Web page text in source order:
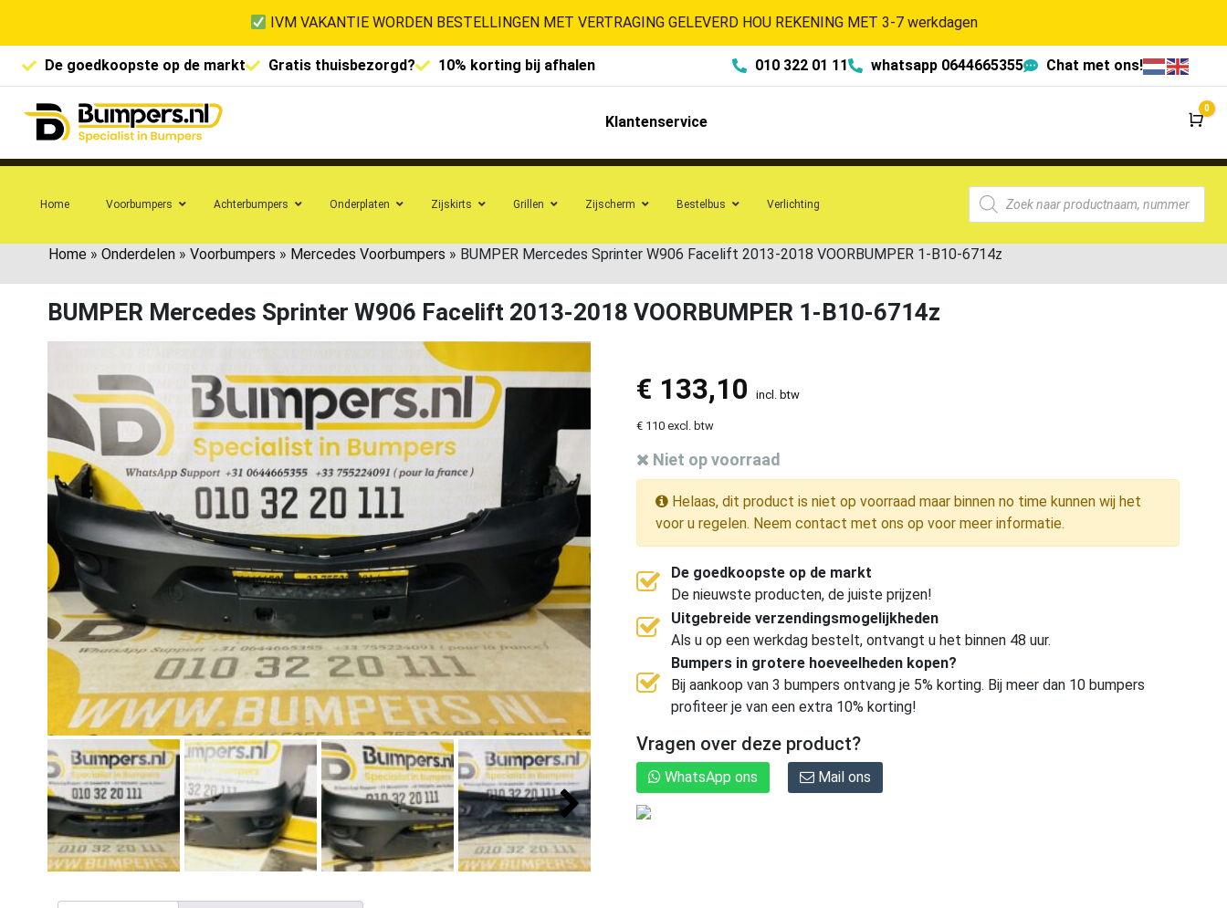
IVM VAKANTIE WORDEN BESTELLINGEN MET VERTRAGING GELEVERD HOU REKENING MET 3-7 werkdagen
De goedkoopste op de markt Gratis thuisbezorgd? 10% korting bij afhalen 010 322 01 11 whatsapp 0644665355 Chat met ons!
Klantenservice
0
Home Voorbumpers Achterbumpers Onderplaten Zijskirts Grillen Zijscherm Bestelbus Verlichting
Home » Onderdelen » Voorbumpers » Mercedes Voorbumpers » BUMPER Mercedes Sprinter W906 Facelift 2013-2018 VOORBUMPER 1-B10-6714z
BUMPER Mercedes Sprinter W906 Facelift 2013-2018 VOORBUMPER 1-B10-6714z
€ 133,10 incl. btw
€ 110 excl. btw
Niet op voorraad
Helaas, dit product is niet op voorraad maar binnen no time kunnen wij het
voor u regelen. Neem contact met ons op voor meer informatie.
De goedkoopste op de markt
De nieuwste producten, de juiste prijzen!
Uitgebreide verzendingsmogelijkheden
Als u op een werkdag bestelt, ontvangt u het binnen 48 uur.
Bumpers in grotere hoeveelheden kopen?
Bij aankoop van 3 bumpers ontvang je 5% korting. Bij meer dan 10 bumpers
profiteer je van een extra 10% korting!
Vragen over deze product?
WhatsApp ons Mail ons